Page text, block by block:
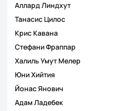
Аллард Линдхут
Танасис Цилос
Крис Кавана
Стефани Фраппар
Халиль Умут Мелер
Юни Хийтия
Йонас Янович
Адам Ладебек